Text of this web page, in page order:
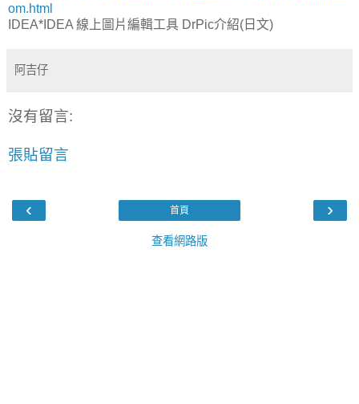
om.html
IDEA*IDEA 線上圖片編輯工具 DrPic介紹(日文)
阿吉仔
沒有留言:
張貼留言
‹ ›
首頁
查看網路版